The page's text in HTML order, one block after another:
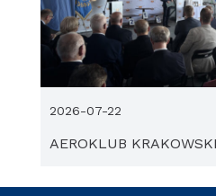
AEROKLUB
2026-07-22